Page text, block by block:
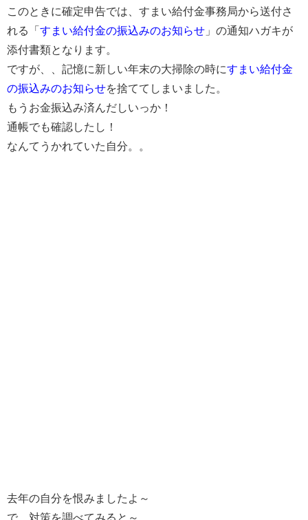
このときに確定申告では、すまい給付金事務局から送付さ
れる「 すまい給付金の振込みのお知らせ 」の通知ハガキが
添付書類となります。
ですが、、記憶に新しい年末の大掃除の時にすまい給付金
の振込みのお知らせを捨ててしまいました。
もうお金振込み済んだしいっか！
通帳でも確認したし！
なんてうかれていた自分。。
去年の自分を恨みましたよ～